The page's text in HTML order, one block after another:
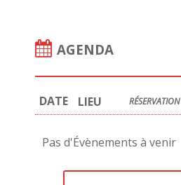
AGENDA
DATE LIEU RÉSERVATION
Pas d'Évènements à venir